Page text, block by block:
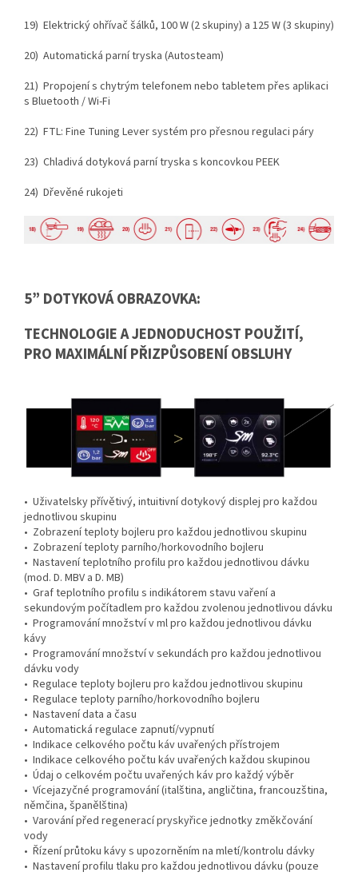
19) Elektrický ohřívač šálků, 100 W (2 skupiny) a 125 W (3 skupiny)
20) Automatická parní tryska (Autosteam)
21) Propojení s chytrým telefonem nebo tabletem přes aplikaci
s Bluetooth / Wi-Fi
22) FTL: Fine Tuning Lever systém pro přesnou regulaci páry
23) Chladivá dotyková parní tryska s koncovkou PEEK
24) Dřevěné rukojeti
5” DOTYKOVÁ OBRAZOVKA:
TECHNOLOGIE A JEDNODUCHOST POUŽITÍ,
PRO MAXIMÁLNÍ PŘIZPŮSOBENÍ OBSLUHY
• Uživatelsky přívětivý, intuitivní dotykový displej pro každou
jednotlivou skupinu
• Zobrazení teploty bojleru pro každou jednotlivou skupinu
• Zobrazení teploty parního/horkovodního bojleru
• Nastavení teplotního profilu pro každou jednotlivou dávku
(mod. D. MBV a D. MB)
• Graf teplotního profilu s indikátorem stavu vaření a
sekundovým počítadlem pro každou zvolenou jednotlivou dávku
• Programování množství v ml pro každou jednotlivou dávku
kávy
• Programování množství v sekundách pro každou jednotlivou
dávku vody
• Regulace teploty bojleru pro každou jednotlivou skupinu
• Regulace teploty parního/horkovodního bojleru
• Nastavení data a času
• Automatická regulace zapnutí/vypnutí
• Indikace celkového počtu káv uvařených přístrojem
• Indikace celkového počtu káv uvařených každou skupinou
• Údaj o celkovém počtu uvařených káv pro každý výběr
• Vícejazyčné programování (italština, angličtina, francouzština,
němčina, španělština)
• Varování před regenerací pryskyřice jednotky změkčování
vody
• Řízení průtoku kávy s upozorněním na mletí/kontrolu dávky
• Nastavení profilu tlaku pro každou jednotlivou dávku (pouze